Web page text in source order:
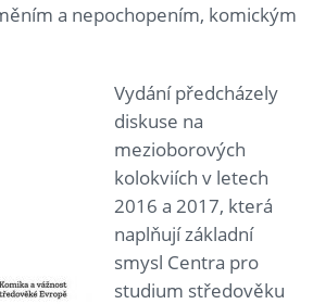
a nepochopením, komickým
Vydání předcházely
diskuse na
mezioborových
kolokviích v letech
2016 a 2017, která
naplňují základní
smysl Centra pro
studium středověku